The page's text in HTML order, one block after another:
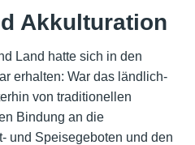
Akkulturation
Land hatte sich in den
erhalten: War das ländlich-
von traditionellen
Bindung an die
und Speisegeboten und den